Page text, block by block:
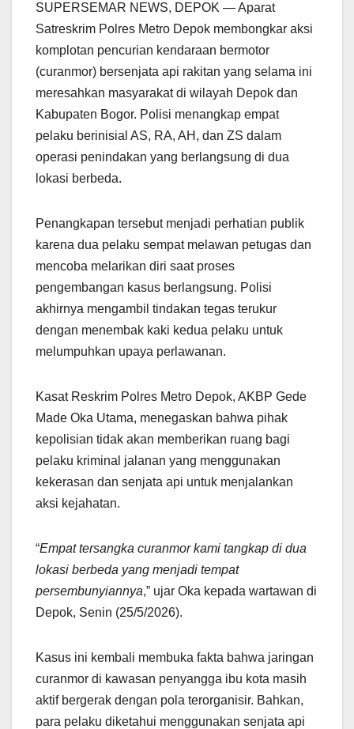
SUPERSEMAR NEWS, DEPOK — Aparat
Satreskrim Polres Metro Depok membongkar aksi
komplotan pencurian kendaraan bermotor
(curanmor) bersenjata api rakitan yang selama ini
meresahkan masyarakat di wilayah Depok dan
Kabupaten Bogor. Polisi menangkap empat
pelaku berinisial AS, RA, AH, dan ZS dalam
operasi penindakan yang berlangsung di dua
lokasi berbeda.
Penangkapan tersebut menjadi perhatian publik
karena dua pelaku sempat melawan petugas dan
mencoba melarikan diri saat proses
pengembangan kasus berlangsung. Polisi
akhirnya mengambil tindakan tegas terukur
dengan menembak kaki kedua pelaku untuk
melumpuhkan upaya perlawanan.
Kasat Reskrim Polres Metro Depok, AKBP Gede
Made Oka Utama, menegaskan bahwa pihak
kepolisian tidak akan memberikan ruang bagi
pelaku kriminal jalanan yang menggunakan
kekerasan dan senjata api untuk menjalankan
aksi kejahatan.
“Empat tersangka curanmor kami tangkap di dua
lokasi berbeda yang menjadi tempat
persembunyiannya,” ujar Oka kepada wartawan di
Depok, Senin (25/5/2026).
Kasus ini kembali membuka fakta bahwa jaringan
curanmor di kawasan penyangga ibu kota masih
aktif bergerak dengan pola terorganisir. Bahkan,
para pelaku diketahui menggunakan senjata api